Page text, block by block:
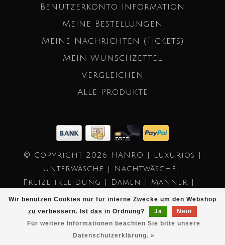
Wir benutzen Cookies nur für interne Zwecke um den Webshop
zu verbessern. Ist das in Ordnung?
Ja
Nein
Für weitere Informationen beachten Sie bitte unsere
Datenschutzerklärung. »
Benutzerkonto Information
Meine Bestellungen
Meine Nachrichten (Tickets)
Mein Wunschzettel
Vergleichen
Alle Produkte
© Copyright 2026 HANRO | Luxuriös |
Unterwäsche | Nachtwäsche |
Freizeitkleidung | Damen | Männer | -
Powered by
Lightspeed
- Theme by
Dyvelopment